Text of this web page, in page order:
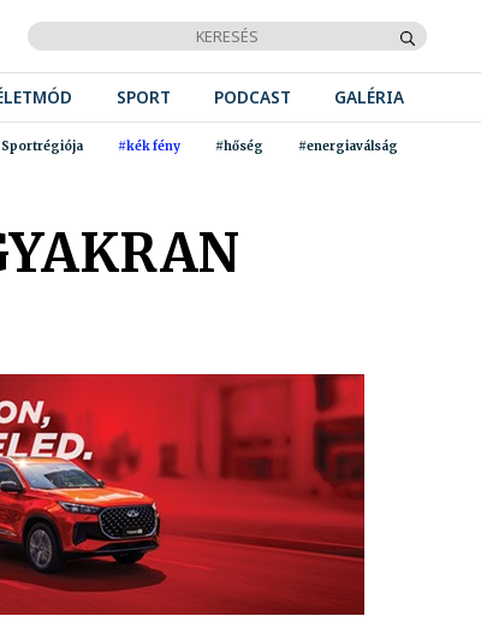
SPORT PODCAST GALÉRIA
Sportrégiója #kék fény #hőség #energiaválság